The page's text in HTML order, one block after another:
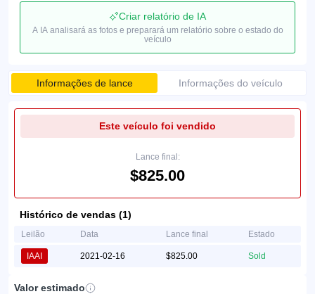
Criar relatório de IA
A IA analisará as fotos e preparará um relatório sobre o estado do
veículo
Informações de lance Informações do veículo
Este veículo foi vendido
Lance final:
$825.00
Histórico de vendas (1)
Leilão Data Lance final Estado
IAAI 2021-02-16 $825.00 Sold
Valor estimado